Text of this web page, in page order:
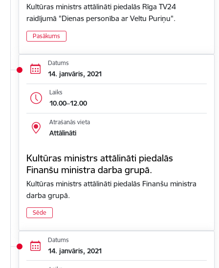
Kultūras ministrs attālināti piedalās Rīga TV24
raidījumā "Dienas personība ar Veltu Puriņu".
Pasākums
Datums
14. janvāris, 2021
Laiks
10.00–12.00
Atrašanās vieta
Attālināti
Kultūras ministrs attālināti piedalās
Finanšu ministra darba grupā.
Kultūras ministrs attālināti piedalās Finanšu ministra
darba grupā.
Sēde
Datums
14. janvāris, 2021